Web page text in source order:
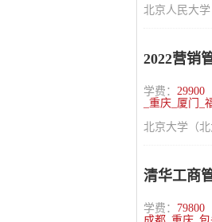
北京人民大
2022营销
学费： 29900
_重庆_厦门_
北京大学（
清华工商
学费： 79800